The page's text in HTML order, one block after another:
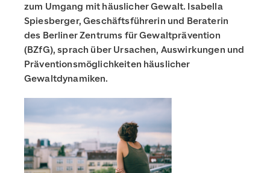
zum Umgang mit häuslicher Gewalt. Isabella
Spiesberger, Geschäftsführerin und Beraterin
des Berliner Zentrums für Gewaltprävention
(BZfG), sprach über Ursachen, Auswirkungen und
Präventionsmöglichkeiten häuslicher
Gewaltdynamiken.